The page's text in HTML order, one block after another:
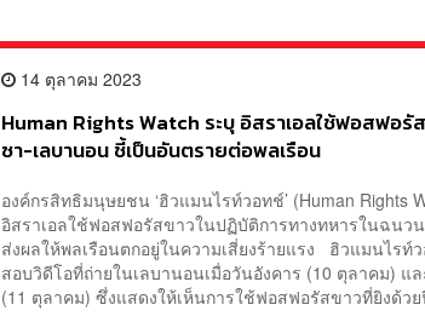
14 ตุลาคม 2023
Human Rights Watch ระบุ อิสราเอลใช้ฟอสฟอรั
ซา-เลบานอน ชี้เป็นอันตรายต่อพลเรือน
องค์กรสิทธิมนุษยชน ‘ฮิวแมนไรท์วอทช์’ (Human Rights
อิสราเอลใช้ฟอสฟอรัสขาวในปฏิบัติการทางทหารในฉนว
ส่งผลให้พลเรือนตกอยู่ในความเสี่ยงร้ายแรง ฮิวแมนไรท์
สอบวิดีโอที่ถ่ายในเลบานอนเมื่อวันอังคาร (10 ตุลาคม)
(11 ตุลาคม) ซึ่งแสดงให้เห็นการใช้ฟอสฟอรัสขาวที่ยิงด้ว